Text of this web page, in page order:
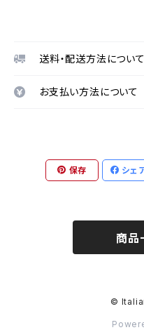
送料・配送方法について
お支払い方法について
保存 シェ
商品
©